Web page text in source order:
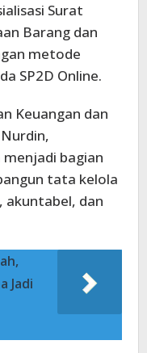
Surat
Barang dan
metode
SP2D Online.
Keuangan dan
bagian
tata kelola
akuntabel, dan
Jadi